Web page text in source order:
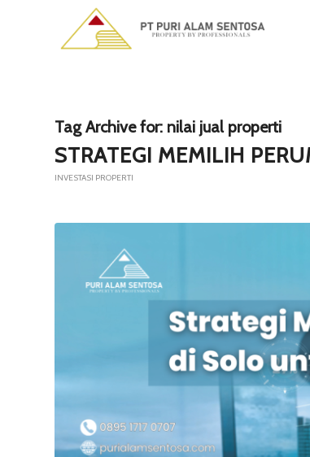
Tag Archive for: nilai jual properti
STRATEGI MEMILIH
INVESTASI PROPERTI